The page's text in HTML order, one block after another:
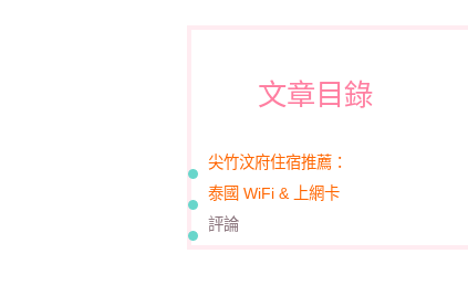
文章目錄
尖竹汶府住宿推薦：
泰國 WiFi & 上網卡
評論